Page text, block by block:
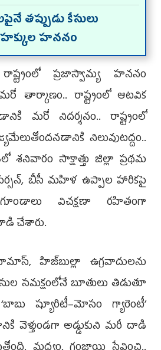
తప్పుడు కేసులు
హననం
రాష్ట్రంలో ప్రజాస్వామ్య హననం
తార్కాణం.. రాష్ట్రంలో ఆటవిక
మరో నిదర్శనం.. రాష్ట్రంలో
నిలువుటద్దం..
శనివారం సాక్షాత్తు జిల్లా ప్రథమ
బీసీ మహిళ ఉప్పాల హారికపై
విచక్షణా రహితంగా
చేశారు.
హిజ్‌బుల్లా ఉగ్రవాదులను
సమక్షంలోనే బూతులు తిడుతూ
ష్యూరిటీ–మోసం గ్యారెంటీ’
వెళ్తుండగా అడ్డుకుని మరీ దాడి